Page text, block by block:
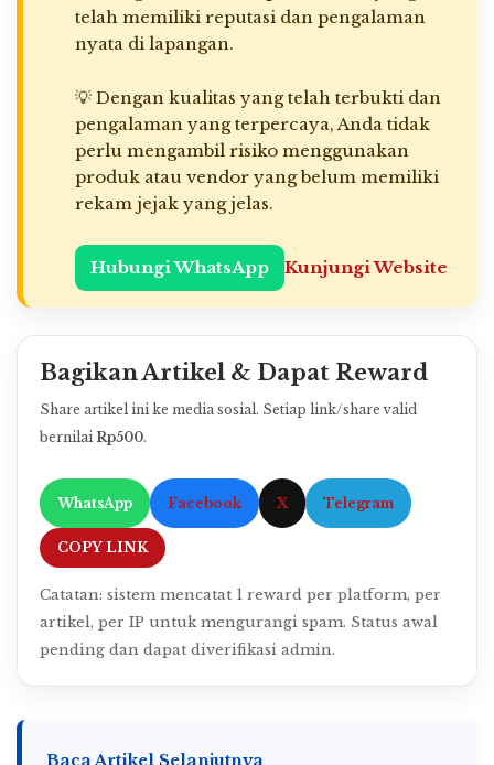
telah memiliki reputasi dan pengalaman
nyata di lapangan.
💡 Dengan kualitas yang telah terbukti dan
pengalaman yang terpercaya, Anda tidak
perlu mengambil risiko menggunakan
produk atau vendor yang belum memiliki
rekam jejak yang jelas.
Hubungi WhatsApp Kunjungi Website
Bagikan Artikel & Dapat Reward
Share artikel ini ke media sosial. Setiap link/share valid
bernilaiRp500.
WhatsApp Facebook X Telegram
COPY LINK
Catatan: sistem mencatat 1 reward per platform, per
artikel, per IP untuk mengurangi spam. Status awal
pending dan dapat diverifikasi admin.
Baca Artikel Selanjutnya